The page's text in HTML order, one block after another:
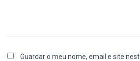
Guardar o meu nome, email e site